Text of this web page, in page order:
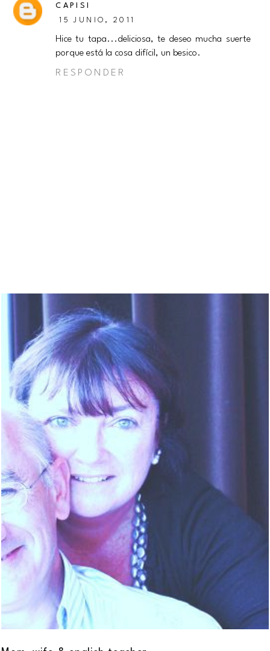
CAPISI
15 JUNIO, 2011
Hice tu tapa...deliciosa, te deseo mucha suerte
porque está la cosa difícil, un besico.
RESPONDER